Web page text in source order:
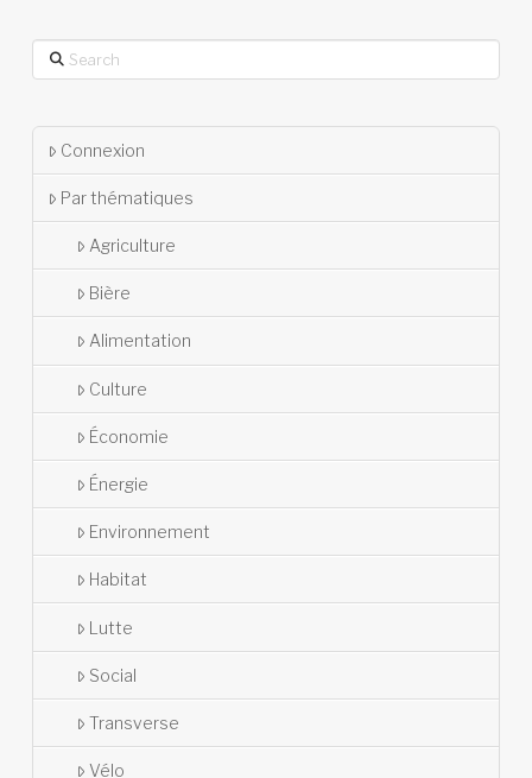
Search
Connexion
Par thématiques
Agriculture
Bière
Alimentation
Culture
Économie
Énergie
Environnement
Habitat
Lutte
Social
Transverse
Vélo